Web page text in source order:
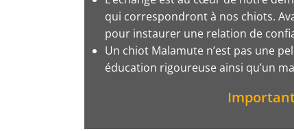
qui correspondront à nos chiots.
pour instaurer une relation de
Un chiot Malamute n’est pas une
éducation rigoureuse ainsi qu’un